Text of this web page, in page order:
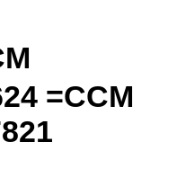
=CCM